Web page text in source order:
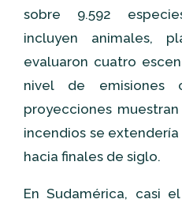
sobre 9.592
incluyen animales,
evaluaron cuatro
nivel de emisiones
proyecciones
incendios se
hacia finales de siglo.
En Sudamérica, casi